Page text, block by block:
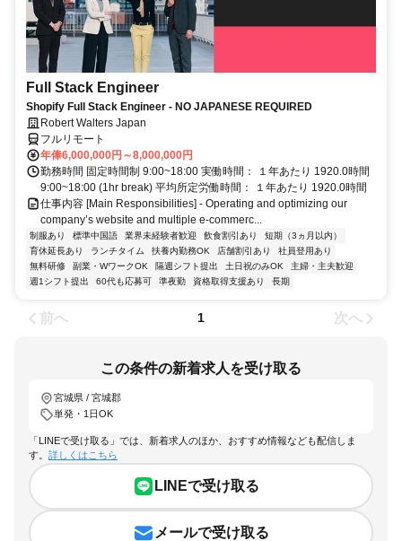
Full Stack Engineer
Shopify Full Stack Engineer - NO JAPANESE REQUIRED
Robert Walters Japan
フルリモート
年俸6,000,000円～8,000,000円
勤務時間 固定時間制 9:00~18:00 実働時間： １年あたり 1920.0時間
9:00~18:00 (1hr break) 平均所定労働時間： １年あたり 1920.0時間
仕事内容 [Main Responsibilities] - Operating and optimizing our
company’s website and multiple e-commerc...
制服あり 標準中国語 業界未経験者歓迎 飲食割引あり
短期（3ヵ月以内）
育休延長あり
ランチタイム 扶養内勤務OK 店舗割引あり
社員登用あり
無料研修
副業・WワークOK 隔週シフト提出 土日祝のみOK
主婦・主夫歓迎
週1シフト提出
60代も応募可 準夜勤 資格取得支援あり 長期
前へ 1 次へ
この条件の新着求人を受け取る
宮城県 / 宮城郡
単発・1日OK
「LINEで受け取る」では、新着求人のほか、おすすめ情報なども配信しま
す。 詳しくはこちら
LINEで受け取る
メールで受け取る